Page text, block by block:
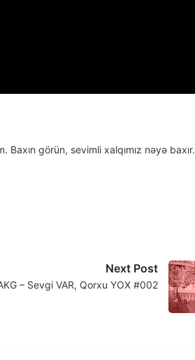
görün, sevimli xalqımız nəyə baxır.
Next Post
– Sevgi VAR, Qorxu YOX #002